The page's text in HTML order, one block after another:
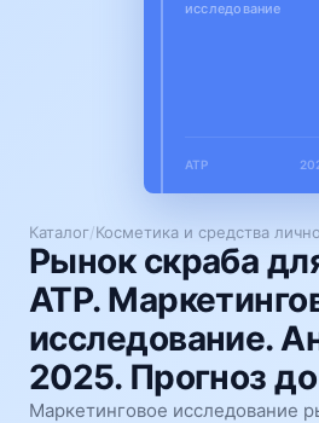
Каталог/Косметика и средства
Рынок скраба
АТР.
исследование.
2025. Прогноз
Маркетинговое исследование
исследование
АТР